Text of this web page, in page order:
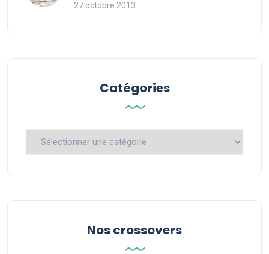
27 octobre 2013
Catégories
Catégories
Nos crossovers